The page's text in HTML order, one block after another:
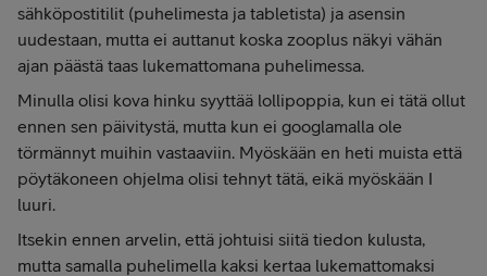
sähköpostitilit (puhelimesta ja tabletista) ja asensin
uudestaan, mutta ei auttanut koska zooplus näkyi vähän
ajan päästä taas lukemattomana puhelimessa.
Minulla olisi kova hinku syyttää lollipoppia, kun ei tätä ollut
ennen sen päivitystä, mutta kun ei googlamalla ole
törmännyt muihin vastaaviin. Myöskään en heti muista että
pöytäkoneen ohjelma olisi tehnyt tätä, eikä myöskään I
luuri.
Itsekin ennen arvelin, että johtuisi siitä tiedon kulusta,
mutta samalla puhelimella kaksi kertaa lukemattomaksi